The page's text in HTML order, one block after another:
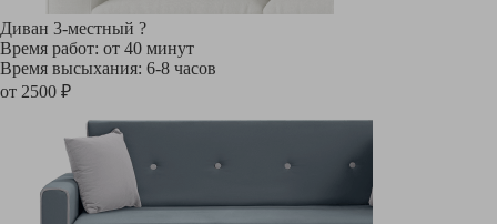
Диван 3-местный ?
Время работ: от 40 минут
Время высыхания: 6-8 часов
от 2500 ₽